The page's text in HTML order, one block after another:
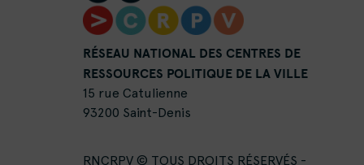
RÉSEAU NATIONAL DES CENTRES DE
RESSOURCES POLITIQUE DE LA VILLE
15 rue Catulienne
93200 Saint-Denis
RNCRPV © TOUS DROITS RÉSERVÉS -